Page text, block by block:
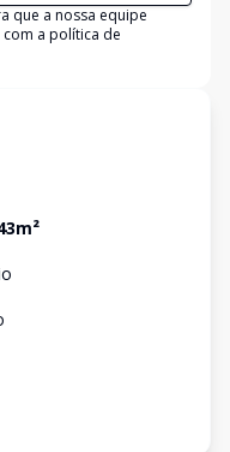
que a nossa equipe
a política de
m²